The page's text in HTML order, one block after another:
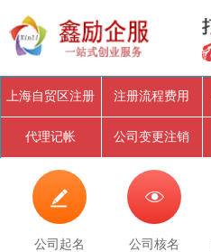
上海自贸区注册 注册流程费用
代理记帐 公司变更注销

公司起名

公司核名